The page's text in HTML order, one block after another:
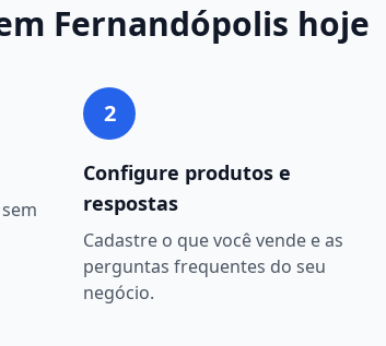
Fernandópolis hoje
2
Configure produtos e
respostas
Cadastre o que você vende e as
perguntas frequentes do seu
negócio.